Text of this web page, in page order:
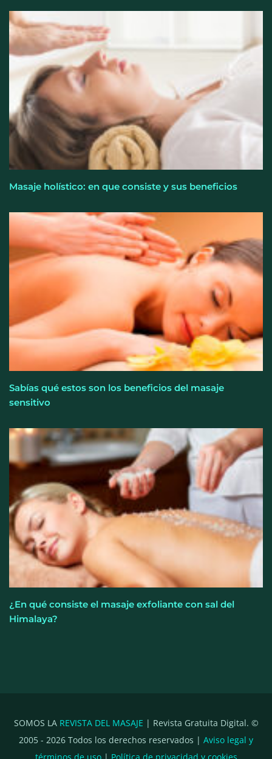
El entrenamiento femenino cambia de objetivo: la
fuerza y la salud ganan terreno a la clásica
‘pérdida de peso’, según Distrito Estudio
Masaje holístico: en que consiste y sus beneficios
Sabías qué estos son los beneficios del masaje
sensitivo
¿En qué consiste el masaje exfoliante con sal del
Himalaya?
SOMOS LA REVISTA DEL MASAJE | Revista Gratuita Digital. ©
2005 - 2026 Todos los derechos reservados | Aviso legal y
términos de uso| Política de privacidad y cookies